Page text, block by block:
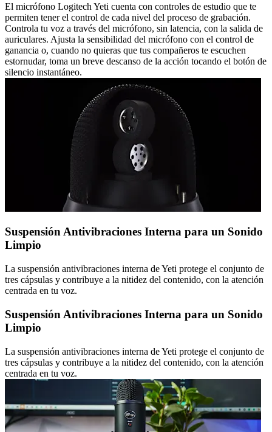
El micrófono Logitech Yeti cuenta con controles de estudio que te
permiten tener el control de cada nivel del proceso de grabación.
Controla tu voz a través del micrófono, sin latencia, con la salida de
auriculares. Ajusta la sensibilidad del micrófono con el control de
ganancia o, cuando no quieras que tus compañeros te escuchen
estornudar, toma un breve descanso de la acción tocando el botón de
silencio instantáneo.
Suspensión Antivibraciones Interna para un Sonido
Limpio
La suspensión antivibraciones interna de Yeti protege el conjunto de
tres cápsulas y contribuye a la nitidez del contenido, con la atención
centrada en tu voz.
Suspensión Antivibraciones Interna para un Sonido
Limpio
La suspensión antivibraciones interna de Yeti protege el conjunto de
tres cápsulas y contribuye a la nitidez del contenido, con la atención
centrada en tu voz.